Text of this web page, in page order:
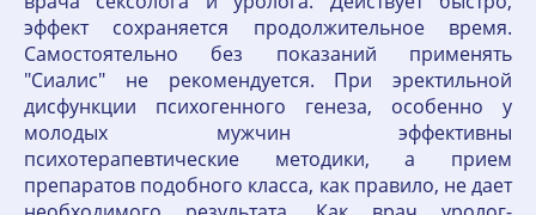
эффект сохраняется продолжительное время.
Самостоятельно без показаний применять
"Сиалис" не рекомендуется. При эректильной
дисфункции психогенного генеза, особенно у
молодых мужчин эффективны
психотерапевтические методики, а прием
препаратов подобного класса, как правило, не дает